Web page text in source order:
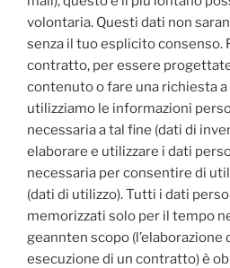
volontaria. Questi dati non
senza il tuo esplicito consenso.
contratto, per essere
contenuto o fare una richiesta
utilizziamo le informazioni
necessaria a tal fine (dati di
elaborare e utilizzare i dati
necessaria per consentire di
(dati di utilizzo).Tutti i dati
memorizzati solo per il tempo
geannten scopo (l’elaborazione
esecuzione di un contratto) è